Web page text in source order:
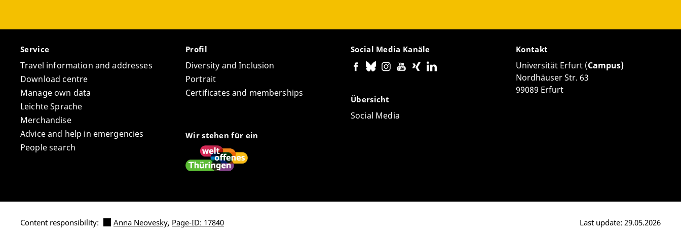
Service
Travel information and addresses
Download centre
Manage own data
Leichte Sprache
Merchandise
Advice and help in emergencies
People search
Profil
Diversity and Inclusion
Portrait
Certificates and memberships
Wir stehen für ein
Social Media Kanäle
Übersicht
Social Media
Kontakt
Universität Erfurt (Campus)
Nordhäuser Str. 63
99089 Erfurt
Content responsibility: Anna Neovesky, Page-ID: 17840 Last update: 29.05.2026